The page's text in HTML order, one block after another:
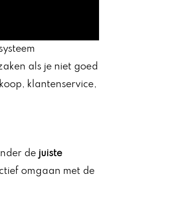
als je niet goed
klantenservice,
de juiste
omgaan met de